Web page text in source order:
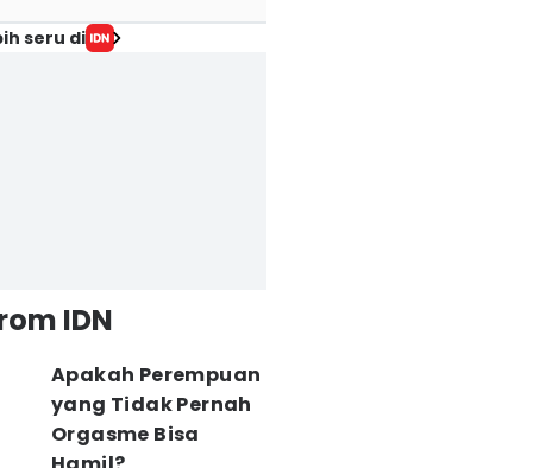
seru di
IDN
Apakah Perempuan
yang Tidak Pernah
Orgasme Bisa